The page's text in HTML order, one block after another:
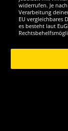
Arsenal London FC
widerrufen. Je
Verarbeitung
EU vergleichbares
es besteht laut